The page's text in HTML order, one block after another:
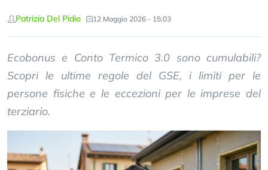
Patrizia Del Pidio 12 Maggio 2026 - 15:03
Ecobonus e Conto Termico 3.0 sono cumulabili?
Scopri le ultime regole del GSE, i limiti per le
persone fisiche e le eccezioni per le imprese del
terziario.